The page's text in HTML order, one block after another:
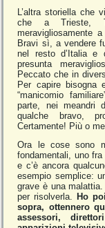
L’altra storiella che
che a Trieste,
meravigliosamente
Bravi sì, a vendere
nel resto d’Italia e
presunta
Peccato che in
Per capire bisogna
“manicomio
parte, nei meandri
qualche bravo,
Certamente! Più o
Ora le cose sono
fondamentali, uno
e c’è ancora
esempio semplice:
grave è una
per risolverla. Ho
sopra, ottennero
assessori,